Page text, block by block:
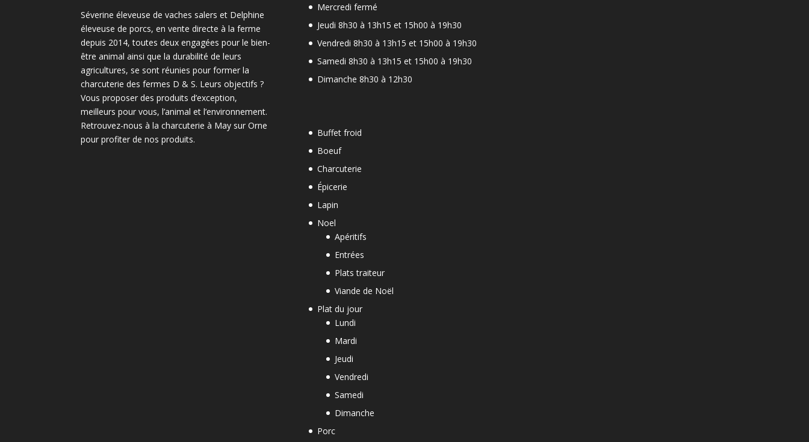
Séverine éleveuse de vaches salers et Delphine
éleveuse de porcs, en vente directe à la ferme
depuis 2014, toutes deux engagées pour le bien-
être animal ainsi que la durabilité de leurs
agricultures, se sont réunies pour former la
charcuterie des fermes D & S. Leurs objectifs ?
Vous proposer des produits d’exception,
meilleurs pour vous, l’animal et l’environnement.
Retrouvez-nous à la charcuterie à May sur Orne
pour profiter de nos produits.
Mercredi fermé
Jeudi 8h30 à 13h15 et 15h00 à 19h30
Vendredi 8h30 à 13h15 et 15h00 à 19h30
Samedi 8h30 à 13h15 et 15h00 à 19h30
Dimanche 8h30 à 12h30
Buffet froid
Boeuf
Charcuterie
Épicerie
Lapin
Noel
Apéritifs
Entrées
Plats traiteur
Viande de Noël
Plat du jour
Lundi
Mardi
Jeudi
Vendredi
Samedi
Dimanche
Porc